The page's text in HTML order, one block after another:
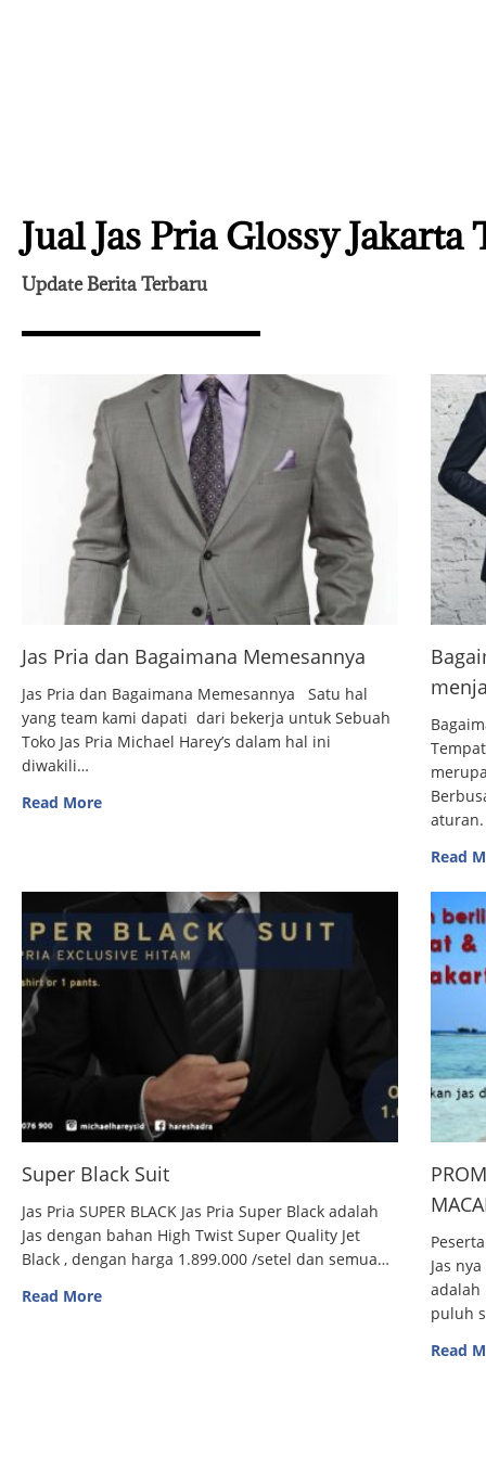
Jual Jas Pria Glossy
Update Berita Terbaru
Jas Pria dan Bagaimana Memesannya
Jas Pria dan Bagaimana Memesannya Satu hal
yang team kami dapati dari bekerja untuk Sebuah
Toko Jas Pria Michael Harey’s dalam hal ini
diwakili…
Read More
Read
Super Black Suit
Jas Pria SUPER BLACK Jas Pria Super Black adalah
Jas dengan bahan High Twist Super Quality Jet
Black , dengan harga 1.899.000 /setel dan semua…
Read More
Jas
adalah
puluh
Read